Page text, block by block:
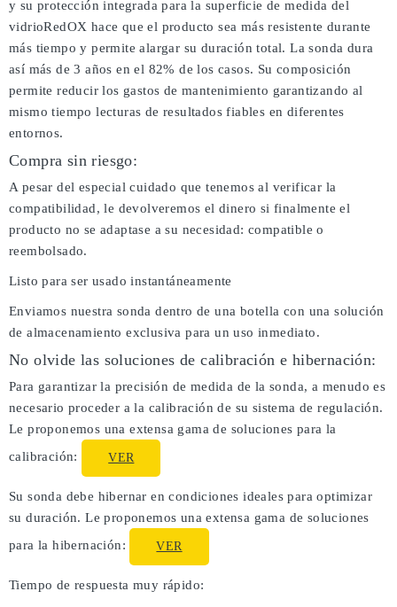
y su protección integrada para la superficie de medida del
vidrioRedOX hace que el producto sea más resistente durante
más tiempo y permite alargar su duración total. La sonda dura
así más de 3 años en el 82% de los casos. Su composición
permite reducir los gastos de mantenimiento garantizando al
mismo tiempo lecturas de resultados fiables en diferentes
entornos.
Compra sin riesgo:
A pesar del especial cuidado que tenemos al verificar la
compatibilidad, le devolveremos el dinero si finalmente el
producto no se adaptase a su necesidad: compatible o
reembolsado.
Listo para ser usado instantáneamente
Enviamos nuestra sonda dentro de una botella con una solución
de almacenamiento exclusiva para un uso inmediato.
No olvide las soluciones de calibración e hibernación:
Para garantizar la precisión de medida de la sonda, a menudo es
necesario proceder a la calibración de su sistema de regulación.
Le proponemos una extensa gama de soluciones para la
calibración:
VER
Su sonda debe hibernar en condiciones ideales para optimizar
su duración. Le proponemos una extensa gama de soluciones
para la hibernación:
VER
Tiempo de respuesta muy rápido: